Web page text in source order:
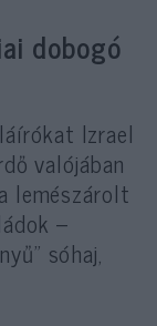
dobogó
Izrael
valójában
lemészárolt
–
sóhaj,